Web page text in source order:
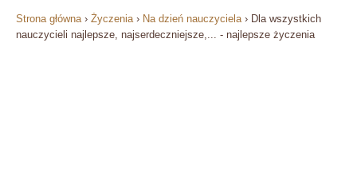
Strona główna › Życzenia › Na dzień nauczyciela › Dla wszystkich
nauczycieli najlepsze, najserdeczniejsze,... - najlepsze życzenia